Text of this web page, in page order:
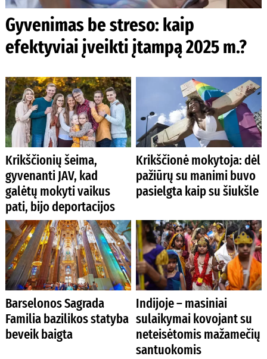
Gyvenimas be streso: kaip
efektyviai įveikti įtampą 2025 m.?
Krikščionių šeima,
gyvenanti JAV, kad
galėtų mokyti vaikus
pati, bijo deportacijos
Krikščionė mokytoja: dėl
pažiūrų su manimi buvo
pasielgta kaip su šiukšle
Barselonos Sagrada
Familia bazilikos statyba
beveik baigta
Indijoje – masiniai
sulaikymai kovojant su
neteisėtomis mažamečių
santuokomis